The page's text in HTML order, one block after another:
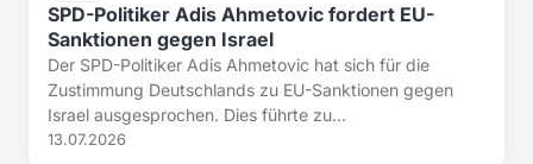
SPD-Politiker Adis Ahmetovic fordert EU-
Sanktionen gegen Israel
Der SPD-Politiker Adis Ahmetovic hat sich für die
Zustimmung Deutschlands zu EU-Sanktionen gegen
Israel ausgesprochen. Dies führte zu...
13.07.2026